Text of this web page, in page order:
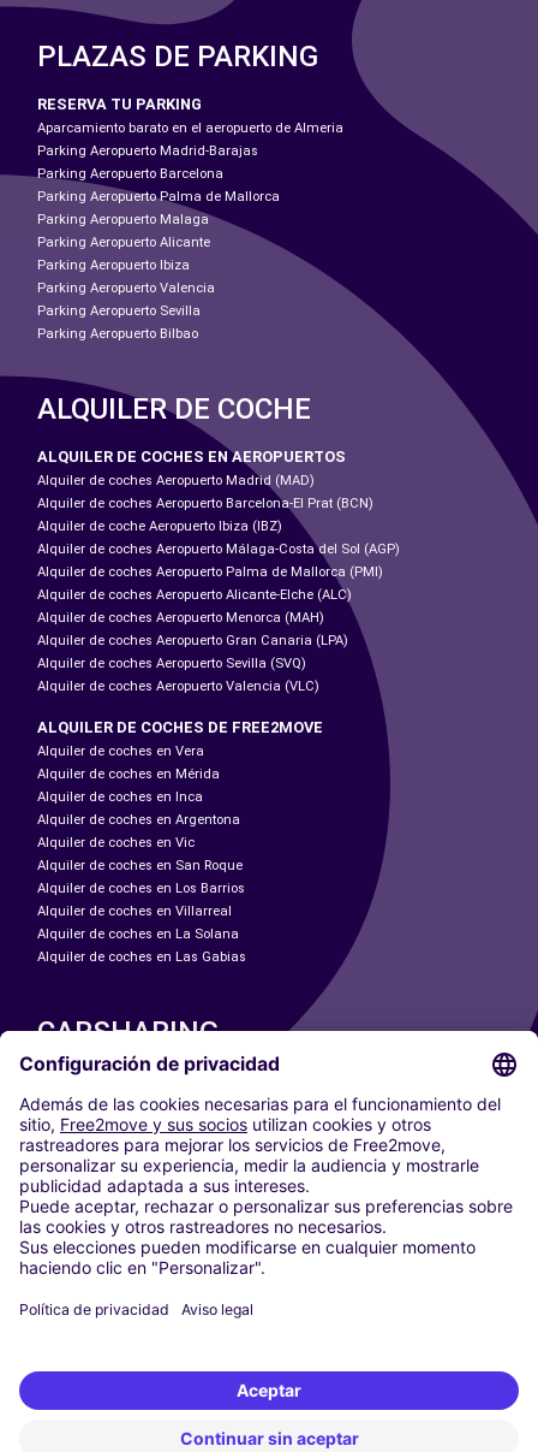
PLAZAS DE PARKING
RESERVA TU PARKING
Aparcamiento barato en el aeropuerto de Almeria
Parking Aeropuerto Madrid-Barajas
Parking Aeropuerto Barcelona
Parking Aeropuerto Palma de Mallorca
Parking Aeropuerto Malaga
Parking Aeropuerto Alicante
Parking Aeropuerto Ibiza
Parking Aeropuerto Valencia
Parking Aeropuerto Sevilla
Parking Aeropuerto Bilbao
ALQUILER DE COCHE
ALQUILER DE COCHES EN AEROPUERTOS
Alquiler de coches Aeropuerto Madrid (MAD)
Alquiler de coches Aeropuerto Barcelona-El Prat (BCN)
Alquiler de coche Aeropuerto Ibiza (IBZ)
Alquiler de coches Aeropuerto Málaga-Costa del Sol (AGP)
Alquiler de coches Aeropuerto Palma de Mallorca (PMI)
Alquiler de coches Aeropuerto Alicante-Elche (ALC)
Alquiler de coches Aeropuerto Menorca (MAH)
Alquiler de coches Aeropuerto Gran Canaria (LPA)
Alquiler de coches Aeropuerto Sevilla (SVQ)
Alquiler de coches Aeropuerto Valencia (VLC)
ALQUILER DE COCHES DE FREE2MOVE
Alquiler de coches en Vera
Alquiler de coches en Mérida
Alquiler de coches en Inca
Alquiler de coches en Argentona
Alquiler de coches en Vic
Alquiler de coches en San Roque
Alquiler de coches en Los Barrios
Alquiler de coches en Villarreal
Alquiler de coches en La Solana
Alquiler de coches en Las Gabias
CARSHARING
NUESTRAS CIUDADES
Paris
Madrid
Washington DC
Milán
Roma
Turín
Viena
Berlín
Düsseldorf